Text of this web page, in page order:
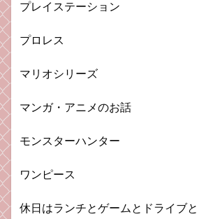
プレイステーション
プロレス
マリオシリーズ
マンガ・アニメのお話
モンスターハンター
ワンピース
休日はランチとゲームとドライブと